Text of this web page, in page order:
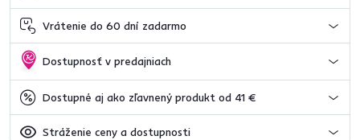
Vrátenie do 60 dní zadarmo
Dostupnosť v predajniach
Dostupné aj ako zľavnený produkt od 41 €
Stráženie ceny a dostupnosti